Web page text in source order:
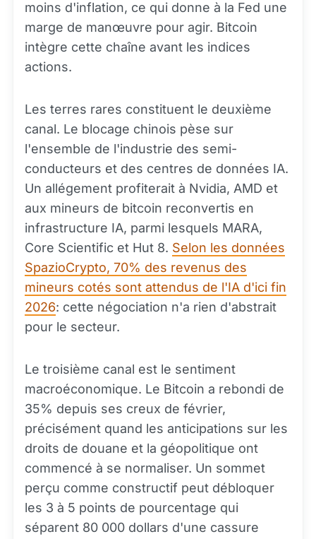
moins d'inflation, ce qui donne à la Fed une
marge de manœuvre pour agir. Bitcoin
intègre cette chaîne avant les indices
actions.
Les terres rares constituent le deuxième
canal. Le blocage chinois pèse sur
l'ensemble de l'industrie des semi-
conducteurs et des centres de données IA.
Un allégement profiterait à Nvidia, AMD et
aux mineurs de bitcoin reconvertis en
infrastructure IA, parmi lesquels MARA,
Core Scientific et Hut 8. Selon les données
SpazioCrypto, 70% des revenus des
mineurs cotés sont attendus de l'IA d'ici fin
2026: cette négociation n'a rien d'abstrait
pour le secteur.
Le troisième canal est le sentiment
macroéconomique. Le Bitcoin a rebondi de
35% depuis ses creux de février,
précisément quand les anticipations sur les
droits de douane et la géopolitique ont
commencé à se normaliser. Un sommet
perçu comme constructif peut débloquer
les 3 à 5 points de pourcentage qui
séparent 80 000 dollars d'une cassure